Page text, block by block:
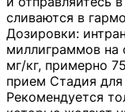
сливаются в
Дозировки:
миллиграммов на
мг/кг, примерно
прием Стадия для
Рекомендуется